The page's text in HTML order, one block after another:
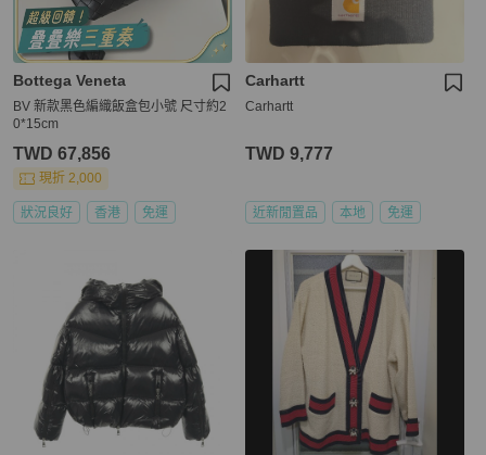
Bottega Veneta
BV 新款黑色編織飯盒包小號 尺寸約2
0*15cm
TWD 67,856
現折 2,000
狀況良好 香港 免運
Carhartt
Carhartt
TWD 9,777
近新閒置品 本地 免運